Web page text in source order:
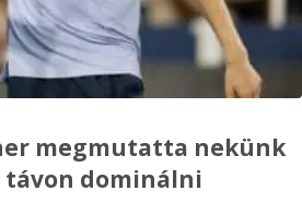
megmutatta nekünk
távon dominálni